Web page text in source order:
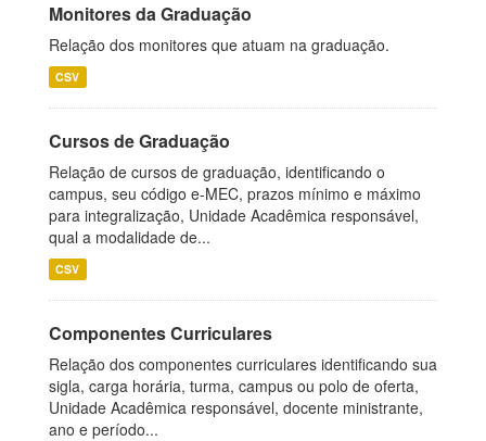
Monitores da Graduação
Relação dos monitores que atuam na graduação.
CSV
Cursos de Graduação
Relação de cursos de graduação, identificando o
campus, seu código e-MEC, prazos mínimo e máximo
para integralização, Unidade Acadêmica responsável,
qual a modalidade de...
CSV
Componentes Curriculares
Relação dos componentes curriculares identificando sua
sigla, carga horária, turma, campus ou polo de oferta,
Unidade Acadêmica responsável, docente ministrante,
ano e período...